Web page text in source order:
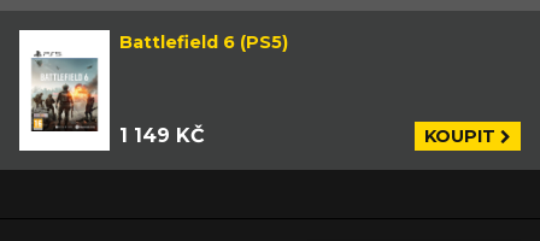
Battlefield 6 (PS5)
1 149 KČ KOUPIT